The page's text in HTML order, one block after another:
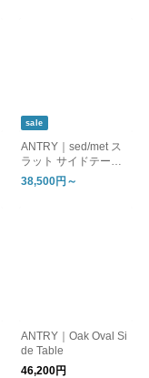
sale
ANTRY｜sed/met ス
ラット サイドテーブ
ル
38,500円～
ANTRY｜Oak Oval Si
de Table
46,200円